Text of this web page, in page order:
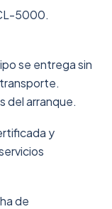
5000.
se entrega sin
del arranque.
y
de